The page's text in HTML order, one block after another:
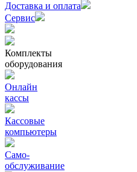
Доставка и оплата
Сервис
Комплекты
оборудования
Онлайн
кассы
Кассовые
компьютеры
Само-
обслуживание